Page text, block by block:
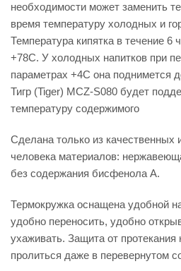
необходимости может заменить
время температуру холодных и
Температура кипятка в течение 6
+78С. У холодных напитков при
параметрах +4С она поднимется
Тигр (Tiger) MCZ-S080 будет
температуру содержимого
Сделана только из качественных
человека материалов:
без содержания бисфенола А.
Термокружка оснащена удобной
удобно переносить, удобно
ухаживать. Защита от протекания
пролиться даже в перевернутом